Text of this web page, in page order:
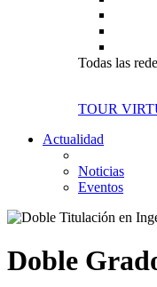
Todas las
TOUR
Actualidad
Noticias
Eventos
Doble